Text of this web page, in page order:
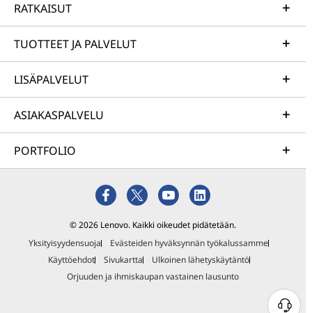
RATKAISUT
TUOTTEET JA PALVELUT
LISÄPALVELUT
ASIAKASPALVELU
PORTFOLIO
© 2026 Lenovo. Kaikki oikeudet pidätetään.
Yksityisyydensuoja
Evästeiden hyväksynnän työkalussamme
Käyttöehdot
Sivukartta
Ulkoinen lähetyskäytäntö
Orjuuden ja ihmiskaupan vastainen lausunto